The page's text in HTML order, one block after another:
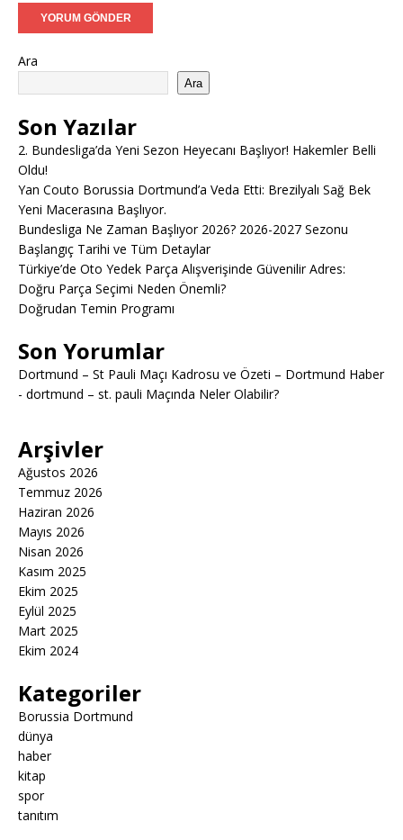
Ara
Ara
Son Yazılar
2. Bundesliga’da Yeni Sezon Heyecanı Başlıyor! Hakemler Belli
Oldu!
Yan Couto Borussia Dortmund’a Veda Etti: Brezilyalı Sağ Bek
Yeni Macerasına Başlıyor.
Bundesliga Ne Zaman Başlıyor 2026? 2026-2027 Sezonu
Başlangıç Tarihi ve Tüm Detaylar
Türkiye’de Oto Yedek Parça Alışverişinde Güvenilir Adres:
Doğru Parça Seçimi Neden Önemli?
Doğrudan Temin Programı
Son Yorumlar
Dortmund – St Pauli Maçı Kadrosu ve Özeti – Dortmund Haber
- dortmund – st. pauli Maçında Neler Olabilir?
Arşivler
Ağustos 2026
Temmuz 2026
Haziran 2026
Mayıs 2026
Nisan 2026
Kasım 2025
Ekim 2025
Eylül 2025
Mart 2025
Ekim 2024
Kategoriler
Borussia Dortmund
dünya
haber
kitap
spor
tanıtım